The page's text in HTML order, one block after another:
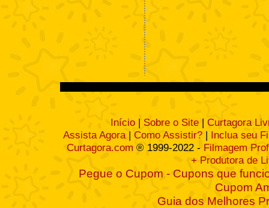
Início | Sobre o Site | Curtagora
Assista Agora| Como Assistir? | Inclua seu
Curtagora.com ® 1999-2022 - Filmagem
+ Produtora de
Pegue o Cupom - Cupons que
Cupom
Guia dos Melhores